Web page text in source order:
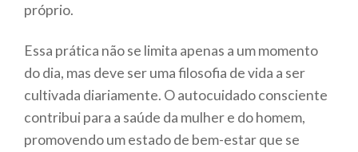
próprio.
Essa prática não se limita apenas a um momento
do dia, mas deve ser uma filosofia de vida a ser
cultivada diariamente. O autocuidado consciente
contribui para a saúde da mulher e do homem,
promovendo um estado de bem-estar que se